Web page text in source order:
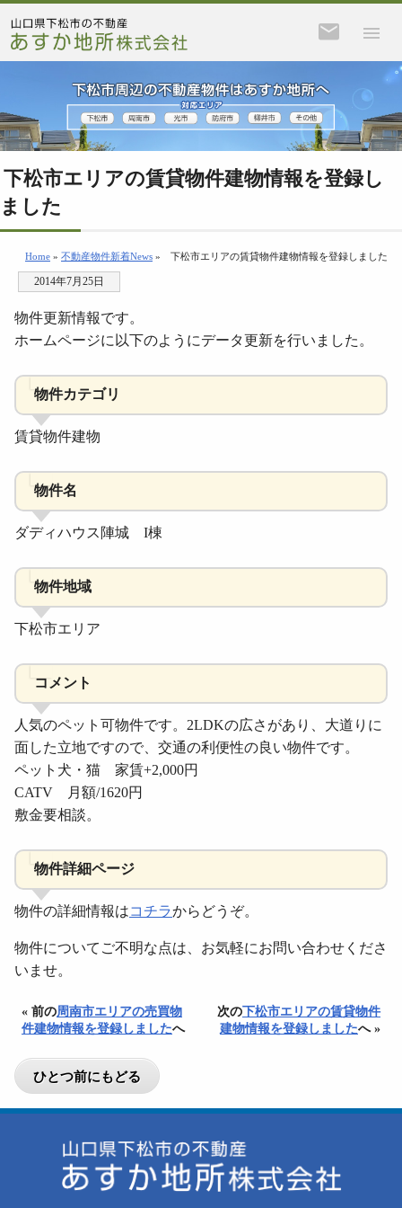
下松市エリアの賃貸物件建物情報を登録し
ました
Home » 不動産物件新着News » 下松市エリアの賃貸物件建物情報を登録しました
2014年7月25日
物件更新情報です。
ホームページに以下のようにデータ更新を行いました。
物件カテゴリ
賃貸物件建物
物件名
ダディハウス陣城 I棟
物件地域
下松市エリア
コメント
人気のペット可物件です。2LDKの広さがあり、大道りに
面した立地ですので、交通の利便性の良い物件です。
ペット犬・猫 家賃+2,000円
CATV 月額/1620円
敷金要相談。
物件詳細ページ
物件の詳細情報はコチラからどうぞ。
物件についてご不明な点は、お気軽にお問い合わせくださ
いませ。
« 前の周南市エリアの売買物
件建物情報を登録しましたへ
次の下松市エリアの賃貸物件
建物情報を登録しましたへ »